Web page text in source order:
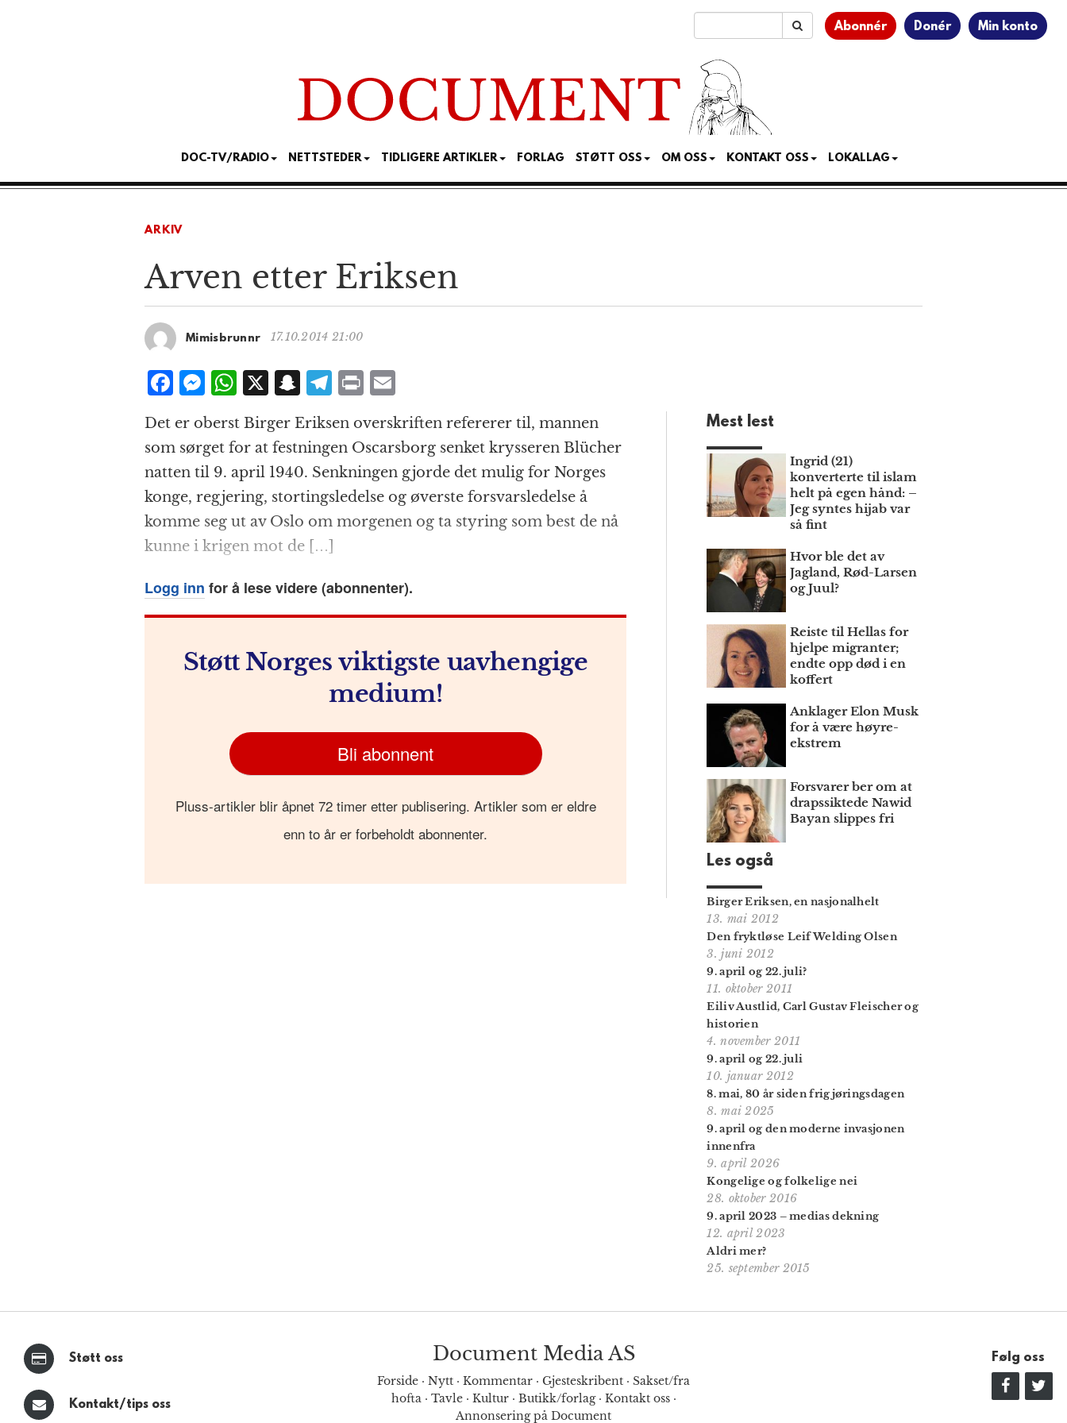
Abonnér Donér Min konto
DOC-TV/RADIO NETTSTEDER TIDLIGERE ARTIKLER FORLAG STØTT OSS OM OSS KONTAKT OSS LOKALLAG
ARKIV
Arven etter Eriksen
Mimisbrunnr 17.10.2014 21:00
F
c
e
b
o
o
k
M
e
ss
e
n
g
e
r
W
h
at
s
A
p
p
X S
n
a
p
c
h
at
T
e
g
r
a
m
P
n
t
m
ai
l
Det er oberst Birger Eriksen overskriften refererer til, mannen
som sørget for at festningen Oscarsborg senket krysseren Blücher
natten til 9. april 1940. Senkningen gjorde det mulig for Norges
konge, regjering, stortingsledelse og øverste forsvarsledelse å
komme seg ut av Oslo om morgenen og ta styring som best de nå
kunne i krigen mot de […]
Logg inn for å lese videre (abonnenter).
Støtt Norges viktigste uavhengige
medium!
Bli abonnent
Pluss-artikler blir åpnet 72 timer etter publisering. Artikler som er eldre
enn to år er forbeholdt abonnenter.
Mest lest
Ingrid (21)
konverterte til islam
helt på egen hånd: –
Jeg syntes hijab var
så fint
Hvor ble det av
Jagland, Rød-Larsen
og Juul?
Reiste til Hellas for
hjelpe migranter;
endte opp død i en
koffert
Anklager Elon Musk
for å være høyre­
ekstrem
Forsvarer ber om at
draps­siktede Nawid
Bayan slippes fri
Les også
Birger Eriksen, en nasjonalhelt
13. mai 2012
Den fryktløse Leif Welding Olsen
3. juni 2012
9. april og 22. juli?
11. oktober 2011
Eiliv Austlid, Carl Gustav Fleischer og
historien
4. november 2011
9. april og 22. juli
10. januar 2012
8. mai, 80 år siden frigjørings­dagen
8. mai 2025
9. april og den moderne invasjonen
innenfra
9. april 2026
Kongelige og folkelige nei
28. oktober 2016
9. april 2023 – medias dekning
12. april 2023
Aldri mer?
25. september 2015
Støtt oss
Kontakt/tips oss
Document Media AS
Forside · Nytt · Kommentar · Gjesteskribent · Sakset/fra
hofta· Tavle· Kultur· Butikk/forlag· Kontakt oss·
Annonsering på Document
Følg oss